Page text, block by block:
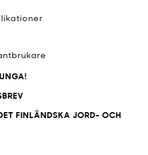
FINLÄNDSKA JORD- OCH